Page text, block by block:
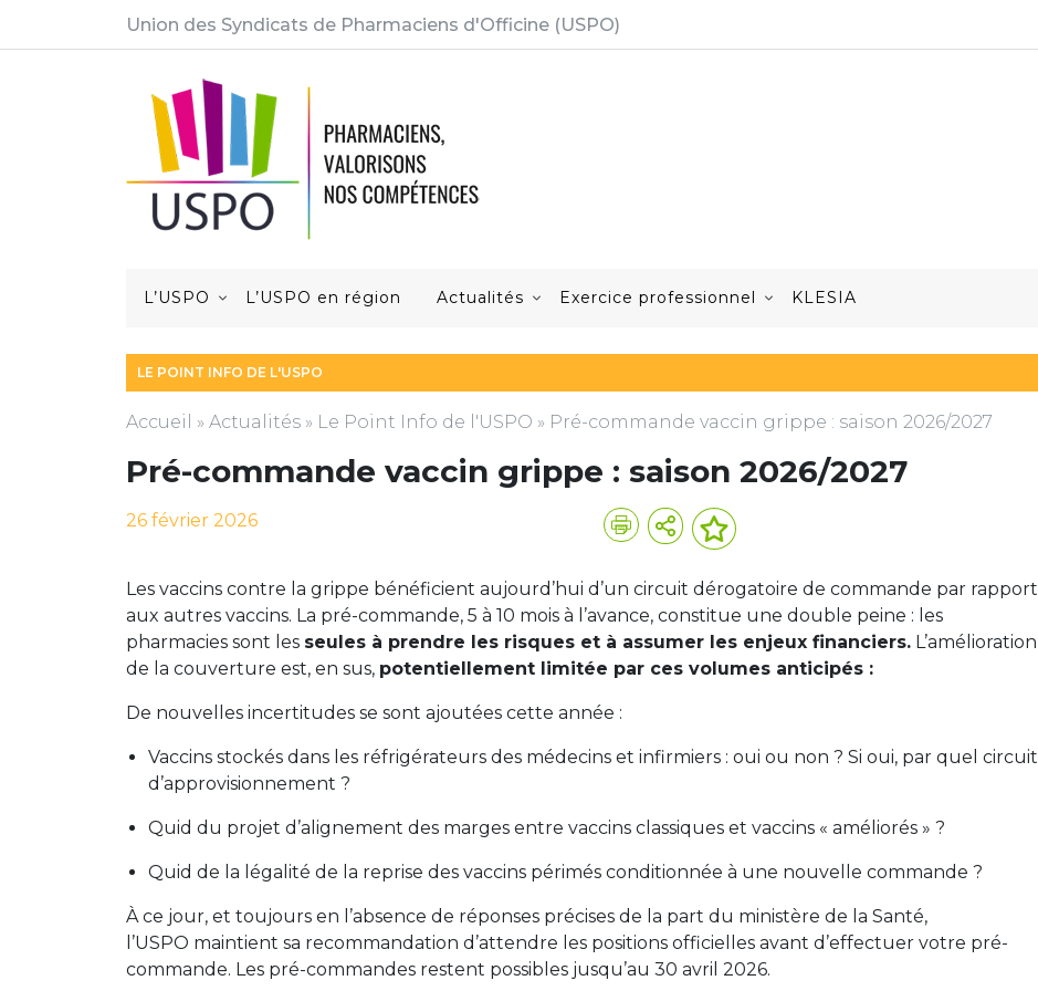
Union des Syndicats de Pharmaciens d'Officine (USPO)
L’USPO L’USPO en région Actualités Exercice professionnel KLESIA
LE POINT INFO DE L'USPO
Accueil » Actualités » Le Point Info de l'USPO » Pré-commande vaccin grippe : saison 2026/2027
Pré-commande vaccin grippe : saison 2026/2027
26 février 2026
Les vaccins contre la grippe bénéficient aujourd’hui d’un circuit dérogatoire de commande par rapport
aux autres vaccins. La pré-commande, 5 à 10 mois à l’avance, constitue une double peine : les
pharmacies sont les seules à prendre les risques et à assumer les enjeux financiers. L’amélioration
de la couverture est, en sus, potentiellement limitée par ces volumes anticipés :
De nouvelles incertitudes se sont ajoutées cette année :
Vaccins stockés dans les réfrigérateurs des médecins et infirmiers : oui ou non ? Si oui, par quel circuit
d’approvisionnement ?
Quid du projet d’alignement des marges entre vaccins classiques et vaccins « améliorés » ?
Quid de la légalité de la reprise des vaccins périmés conditionnée à une nouvelle commande ?
À ce jour, et toujours en l’absence de réponses précises de la part du ministère de la Santé,
l’USPO maintient sa recommandation d’attendre les positions officielles avant d’effectuer votre pré-
commande. Les pré-commandes restent possibles jusqu’au 30 avril 2026.